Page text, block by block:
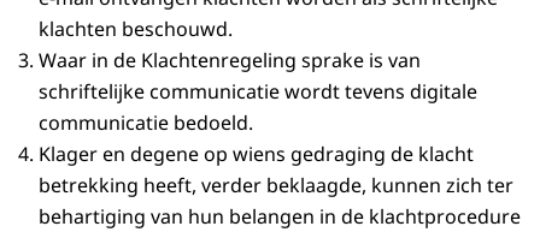
klachten beschouwd.
Waar in de Klachtenregeling sprake is van
schriftelijke communicatie wordt tevens digitale
communicatie bedoeld.
Klager en degene op wiens gedraging de klacht
betrekking heeft, verder beklaagde, kunnen zich ter
behartiging van hun belangen in de klachtprocedure